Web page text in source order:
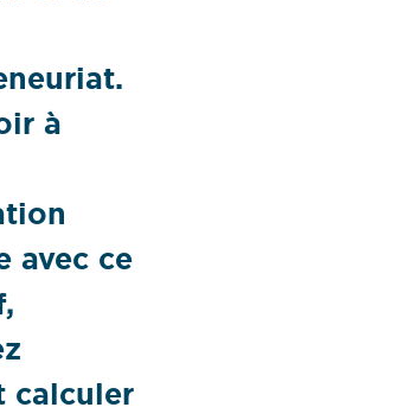
à
avec ce
calculer